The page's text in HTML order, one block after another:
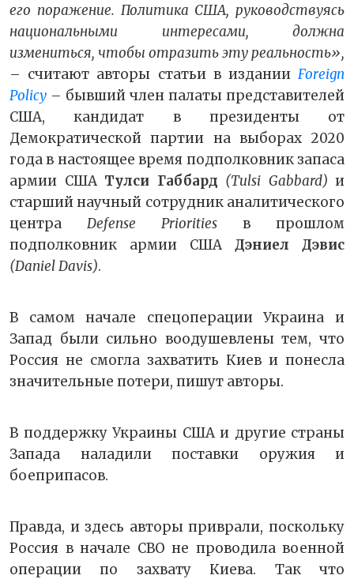
его поражение. Политика США, руководствуясь
национальными интересами, должна
измениться, чтобы отразить эту реальность»,
– считают авторы статьи в издании Foreign
Policy – бывший член палаты представителей
США, кандидат в президенты от
Демократической партии на выборах 2020
года в настоящее время подполковник запаса
армии США Тулси Габбард (Tulsi Gabbard) и
старший научный сотрудник аналитического
центра Defense Priorities в прошлом
подполковник армии США Дэниел Дэвис
(Daniel Davis).
В самом начале спецоперации Украина и
Запад были сильно воодушевлены тем, что
Россия не смогла захватить Киев и понесла
значительные потери, пишут авторы.
В поддержку Украины США и другие страны
Запада наладили поставки оружия и
боеприпасов.
Правда, и здесь авторы приврали, поскольку
Россия в начале СВО не проводила военной
операции по захвату Киева. Так что